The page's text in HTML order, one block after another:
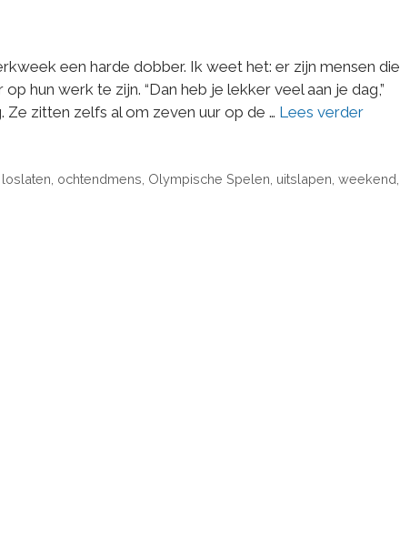
een harde dobber. Ik weet het: er zijn mensen die
hun werk te zijn. “Dan heb je lekker veel aan je dag,”
Ze zitten zelfs al om zeven uur op de … Lees verder
loslaten ochtendmens Olympische Spelen uitslapen weekend